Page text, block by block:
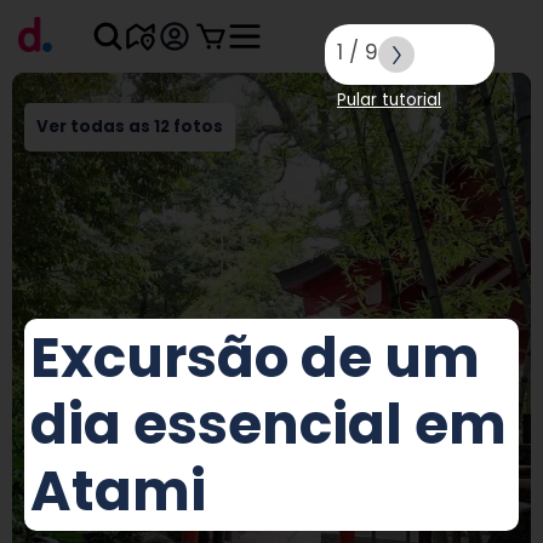
Ver todas as 12 fotos
Excursão de um
dia essencial em
Atami
1 / 9
Pular tutorial